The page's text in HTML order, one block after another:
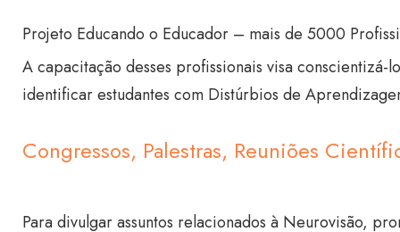
Projeto Educando o Educador – mais de 5000
A capacitação desses profissionais visa
identificar estudantes com Distúrbios de
Congressos, Palestras, Reuniões
Para divulgar assuntos relacionados à Neurovisão,